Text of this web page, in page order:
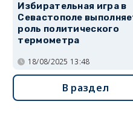
Избирательная игра в
Севастополе
роль политического
термометра
18/08/2025 13:48
В раздел